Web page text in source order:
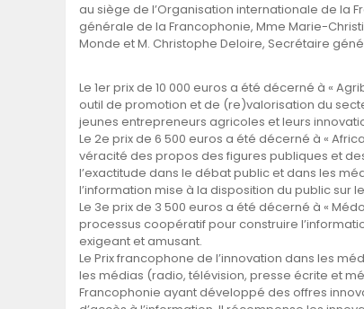
au siège de l’Organisation internationale de la
générale de la Francophonie, Mme Marie-
Monde et M. Christophe Deloire, Secrétaire
Le 1er prix de 10 000 euros a été décerné à «
outil de promotion et de (re)valorisation du
jeunes entrepreneurs agricoles et leurs
Le 2e prix de 6 500 euros a été décerné à «
véracité des propos des figures publiques et
l’exactitude dans le débat public et dans les
l’information mise à la disposition du public sur
Le 3e prix de 3 500 euros a été décerné à «
processus coopératif pour construire
exigeant et amusant.
Le Prix francophone de l’innovation dans les
les médias (radio, télévision, presse écrite et
Francophonie ayant développé des offres